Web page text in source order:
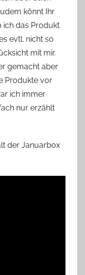
könnt Ihr
ich das Produkt
evtl. nicht so
mit mir.
gemacht aber
Produkte vor
ich immer
nur erzählt
der Januarbox